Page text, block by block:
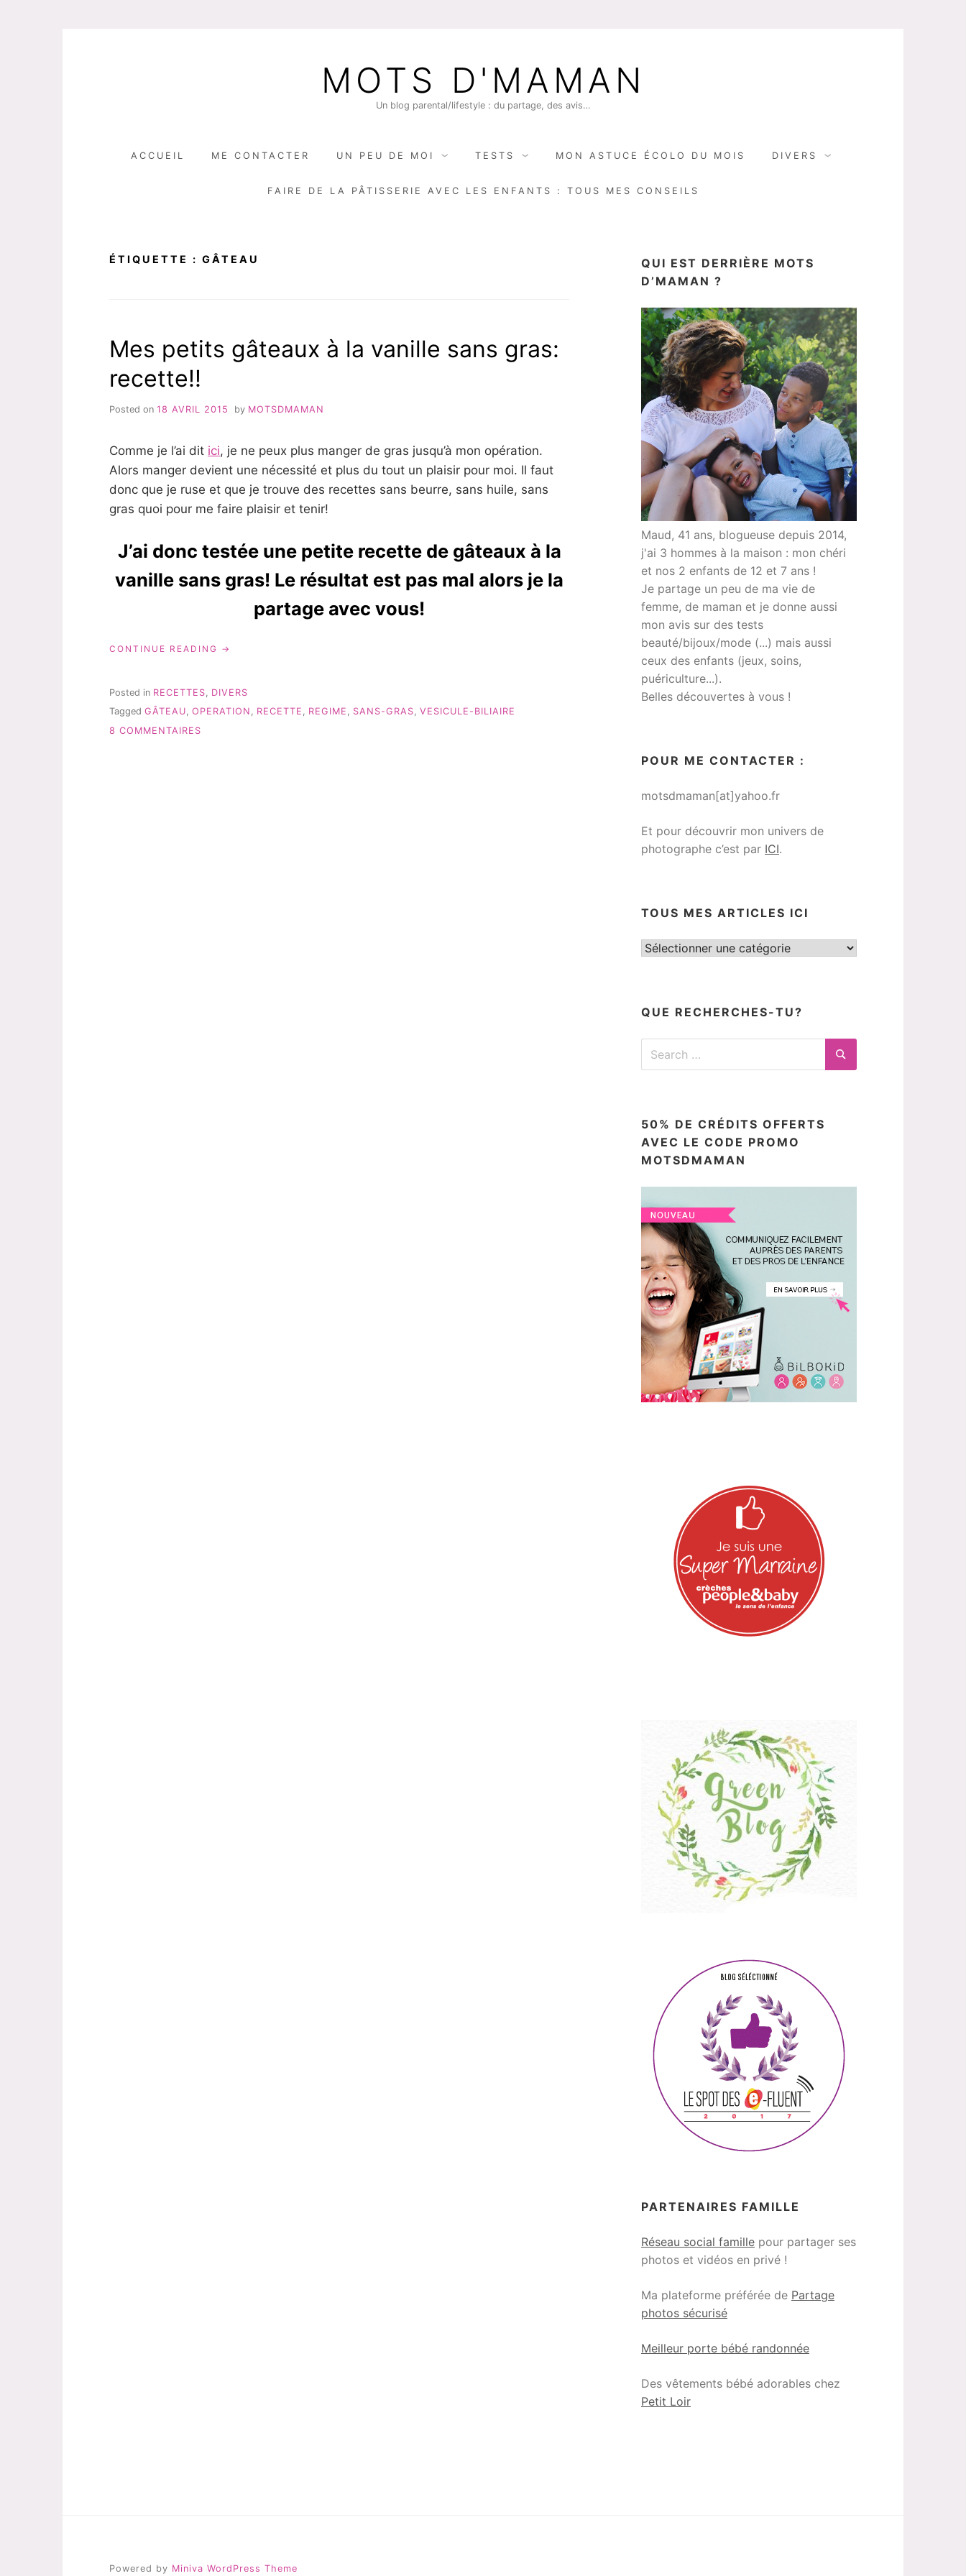
MOTS D'MAMAN
Un blog parental/lifestyle : du partage, des avis…
ACCUEIL ME CONTACTER UN PEU DE MOI TESTS MON ASTUCE ÉCOLO DU MOIS DIVERS
FAIRE DE LA PÂTISSERIE AVEC LES ENFANTS : TOUS MES CONSEILS
ÉTIQUETTE : GÂTEAU
Mes petits gâteaux à la vanille sans gras:
recette!!
Posted on 18 AVRIL 2015 by MOTSDMAMAN
Comme je l’ai dit ici, je ne peux plus manger de gras jusqu’à mon opération.
Alors manger devient une nécessité et plus du tout un plaisir pour moi. Il faut
donc que je ruse et que je trouve des recettes sans beurre, sans huile, sans
gras quoi pour me faire plaisir et tenir!
J’ai donc testée une petite recette de gâteaux à la
vanille sans gras! Le résultat est pas mal alors je la
partage avec vous!
CONTINUE READING « MES
À
VANILLE
Posted in RECETTES
DIVERS
Tagged GÂTEAU, OPERATION , RECETTE , REGIME , SANS-GRAS, VESICULE-BILIAIRE
8 COMMENTAIRES
QUI EST DERRIÈRE MOTS
D’MAMAN ?
Maud, 41 ans, blogueuse depuis 2014,
j'ai 3 hommes à la maison : mon chéri
et nos 2 enfants de 12 et 7 ans !
Je partage un peu de ma vie de
femme, de maman et je donne aussi
mon avis sur des tests
beauté/bijoux/mode (...) mais aussi
ceux des enfants (jeux, soins,
puériculture...).
Belles découvertes à vous !
POUR ME CONTACTER :
motsdmaman[at]yahoo.fr
Et pour découvrir mon univers de
photographe c’est par ICI.
TOUS MES ARTICLES ICI
Tous
QUE RECHERCHES-TU?
Search
Search
50% DE CRÉDITS OFFERTS
AVEC LE CODE PROMO
MOTSDMAMAN
PARTENAIRES FAMILLE
Réseau social famille pour partager ses
photos et vidéos en privé !
Ma plateforme préférée de Partage
photos sécurisé
Meilleur porte bébé randonnée
Des vêtements bébé adorables chez
Petit Loir
Powered by Miniva WordPress Theme